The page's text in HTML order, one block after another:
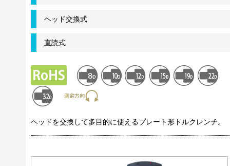
ヘッド交換式
直読式
ヘッドを交換して多目的に使えるプレート形トルクレンチ。